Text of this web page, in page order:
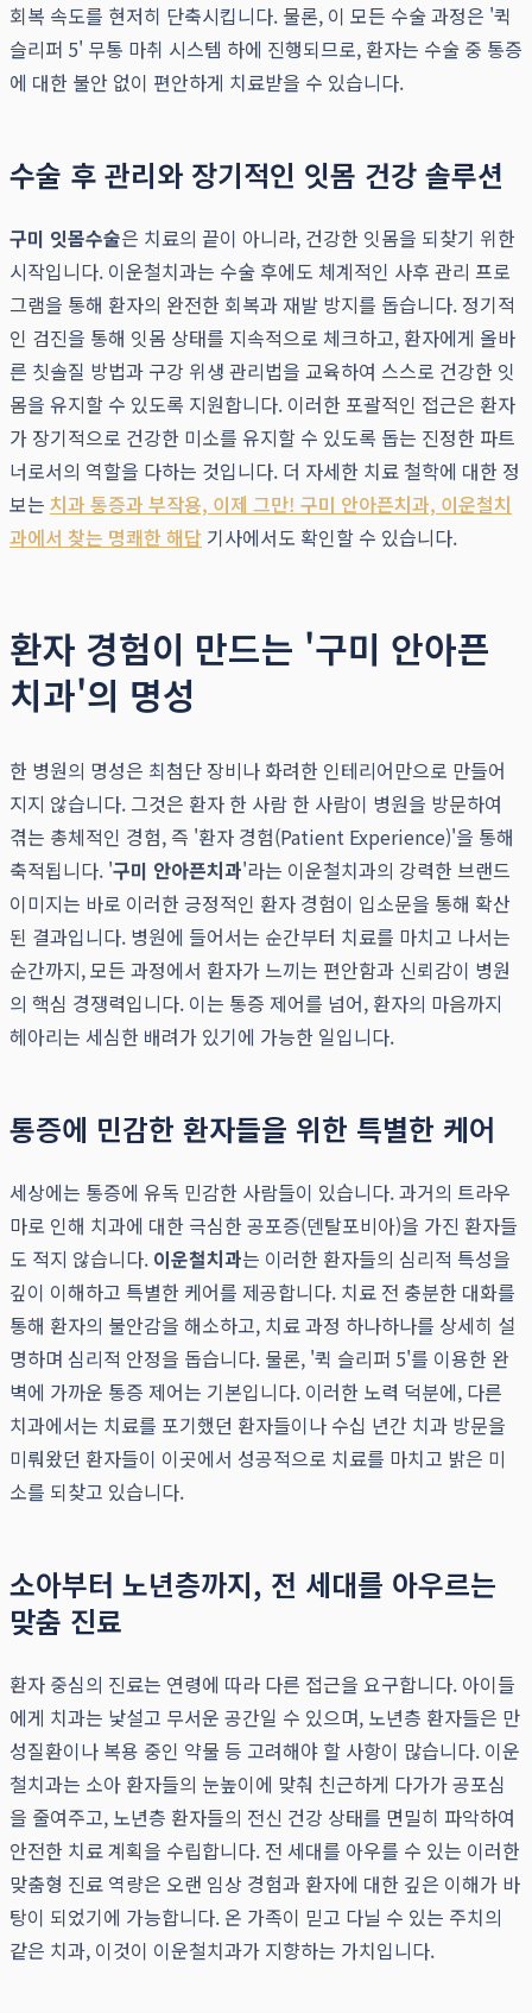
회복 속도를 현저히 단축시킵니다. 물론, 이 모든 수술 과정은 '퀵
슬리퍼 5' 무통 마취 시스템 하에 진행되므로, 환자는 수술 중 통증
에 대한 불안 없이 편안하게 치료받을 수 있습니다.
수술 후 관리와 장기적인 잇몸 건강 솔루션
구미 잇몸수술은 치료의 끝이 아니라, 건강한 잇몸을 되찾기 위한
시작입니다. 이운철치과는 수술 후에도 체계적인 사후 관리 프로
그램을 통해 환자의 완전한 회복과 재발 방지를 돕습니다. 정기적
인 검진을 통해 잇몸 상태를 지속적으로 체크하고, 환자에게 올바
른 칫솔질 방법과 구강 위생 관리법을 교육하여 스스로 건강한 잇
몸을 유지할 수 있도록 지원합니다. 이러한 포괄적인 접근은 환자
가 장기적으로 건강한 미소를 유지할 수 있도록 돕는 진정한 파트
너로서의 역할을 다하는 것입니다. 더 자세한 치료 철학에 대한 정
보는 치과 통증과 부작용, 이제 그만! 구미 안아픈치과, 이운철치
과에서 찾는 명쾌한 해답 기사에서도 확인할 수 있습니다.
환자 경험이 만드는 '구미 안아픈
치과'의 명성
한 병원의 명성은 최첨단 장비나 화려한 인테리어만으로 만들어
지지 않습니다. 그것은 환자 한 사람 한 사람이 병원을 방문하여
겪는 총체적인 경험, 즉 '환자 경험(Patient Experience)'을 통해
축적됩니다. '구미 안아픈치과'라는 이운철치과의 강력한 브랜드
이미지는 바로 이러한 긍정적인 환자 경험이 입소문을 통해 확산
된 결과입니다. 병원에 들어서는 순간부터 치료를 마치고 나서는
순간까지, 모든 과정에서 환자가 느끼는 편안함과 신뢰감이 병원
의 핵심 경쟁력입니다. 이는 통증 제어를 넘어, 환자의 마음까지
헤아리는 세심한 배려가 있기에 가능한 일입니다.
통증에 민감한 환자들을 위한 특별한 케어
세상에는 통증에 유독 민감한 사람들이 있습니다. 과거의 트라우
마로 인해 치과에 대한 극심한 공포증(덴탈포비아)을 가진 환자들
도 적지 않습니다. 이운철치과는 이러한 환자들의 심리적 특성을
깊이 이해하고 특별한 케어를 제공합니다. 치료 전 충분한 대화를
통해 환자의 불안감을 해소하고, 치료 과정 하나하나를 상세히 설
명하며 심리적 안정을 돕습니다. 물론, '퀵 슬리퍼 5'를 이용한 완
벽에 가까운 통증 제어는 기본입니다. 이러한 노력 덕분에, 다른
치과에서는 치료를 포기했던 환자들이나 수십 년간 치과 방문을
미뤄왔던 환자들이 이곳에서 성공적으로 치료를 마치고 밝은 미
소를 되찾고 있습니다.
소아부터 노년층까지, 전 세대를 아우르는
맞춤 진료
환자 중심의 진료는 연령에 따라 다른 접근을 요구합니다. 아이들
에게 치과는 낯설고 무서운 공간일 수 있으며, 노년층 환자들은 만
성질환이나 복용 중인 약물 등 고려해야 할 사항이 많습니다. 이운
철치과는 소아 환자들의 눈높이에 맞춰 친근하게 다가가 공포심
을 줄여주고, 노년층 환자들의 전신 건강 상태를 면밀히 파악하여
안전한 치료 계획을 수립합니다. 전 세대를 아우를 수 있는 이러한
맞춤형 진료 역량은 오랜 임상 경험과 환자에 대한 깊은 이해가 바
탕이 되었기에 가능합니다. 온 가족이 믿고 다닐 수 있는 주치의
같은 치과, 이것이 이운철치과가 지향하는 가치입니다.